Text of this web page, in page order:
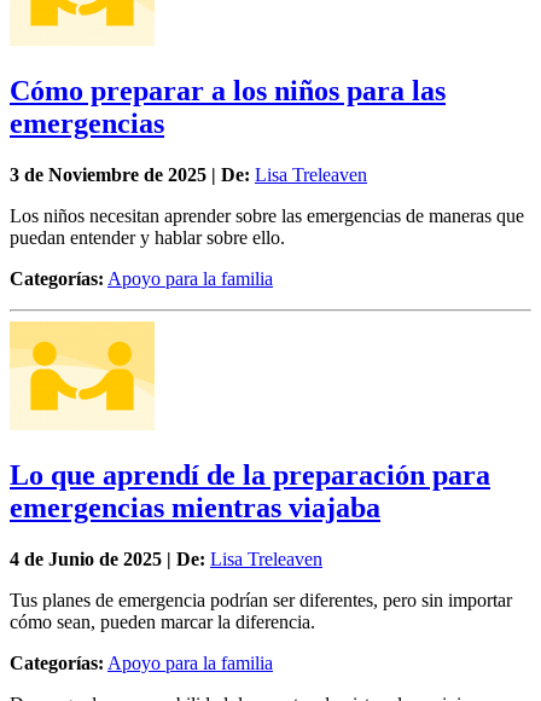
Cómo preparar a los niños para las
emergencias
3 de Noviembre de 2025 | De: Lisa Treleaven
Los niños necesitan aprender sobre las emergencias de maneras que
puedan entender y hablar sobre ello.
Categorías: Apoyo para la familia
Lo que aprendí de la preparación para
emergencias mientras viajaba
4 de Junio de 2025 | De: Lisa Treleaven
Tus planes de emergencia podrían ser diferentes, pero sin importar
cómo sean, pueden marcar la diferencia.
Categorías: Apoyo para la familia